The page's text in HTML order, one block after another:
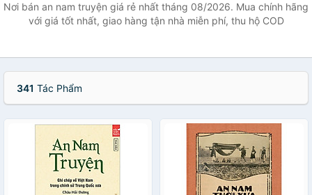
Nơi bán an nam truyện giá rẻ nhất tháng 08/2026. Mua chính hãng
với giá tốt nhất, giao hàng tận nhà miễn phí, thu hộ COD
341 Tác Phẩm